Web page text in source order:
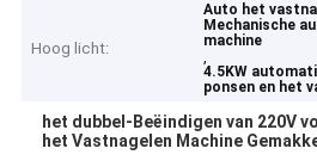
Hoog licht:
Auto het
Mechanische
machine
,
4.5KW
ponsen en het
het dubbel-Beëindigen van 220V
het Vastnagelen Machine